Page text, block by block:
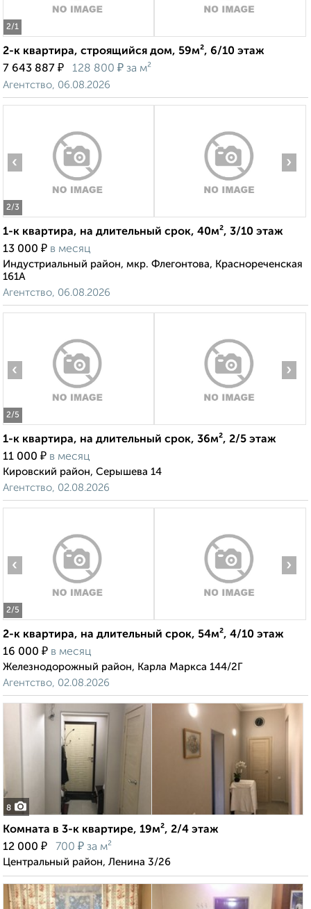
2/1
2-к квартира, строящийся дом, 59м², 6/10 этаж
7 643 887 ₽ 128 800 ₽ за м²
Агентство, 06.08.2026
2/3
‹ ›
1-к квартира, на длительный срок, 40м², 3/10 этаж
13 000 ₽ в месяц
Индустриальный район, мкр. Флегонтова, Краснореченская
161А
Агентство, 06.08.2026
2/5
‹ ›
1-к квартира, на длительный срок, 36м², 2/5 этаж
11 000 ₽ в месяц
Кировский район, Серышева 14
Агентство, 02.08.2026
2/5
‹ ›
2-к квартира, на длительный срок, 54м², 4/10 этаж
16 000 ₽ в месяц
Железнодорожный район, Карла Маркса 144/2Г
Агентство, 02.08.2026
8
Комната в 3-к квартире, 19м², 2/4 этаж
12 000 ₽ 700 ₽ за м²
Центральный район, Ленина 3/26